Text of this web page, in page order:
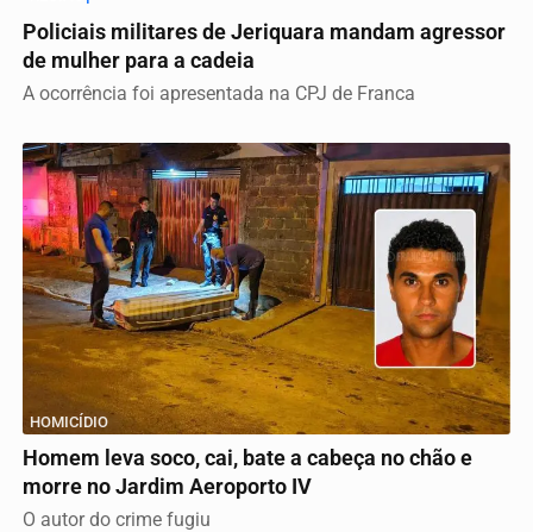
Policiais militares de Jeriquara mandam agressor
de mulher para a cadeia
A ocorrência foi apresentada na CPJ de Franca
HOMICÍDIO
Homem leva soco, cai, bate a cabeça no chão e
morre no Jardim Aeroporto IV
O autor do crime fugiu